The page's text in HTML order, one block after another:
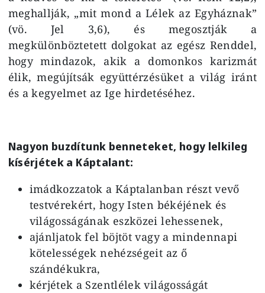
meghallják, „mit mond a Lélek az Egyháznak”
(vö. Jel 3,6), és megosztják a
megkülönböztetett dolgokat az egész Renddel,
hogy mindazok, akik a domonkos karizmát
élik, megújítsák együttérzésüket a világ iránt
és a kegyelmet az Ige hirdetéséhez.
Nagyon buzdítunk benneteket, hogy lelkileg
kísérjétek a Káptalant:
imádkozzatok a Káptalanban részt vevő
testvérekért, hogy Isten békéjének és
világosságának eszközei lehessenek,
ajánljatok fel böjtöt vagy a mindennapi
kötelességek nehézségeit az ő
szándékukra,
kérjétek a Szentlélek világosságát